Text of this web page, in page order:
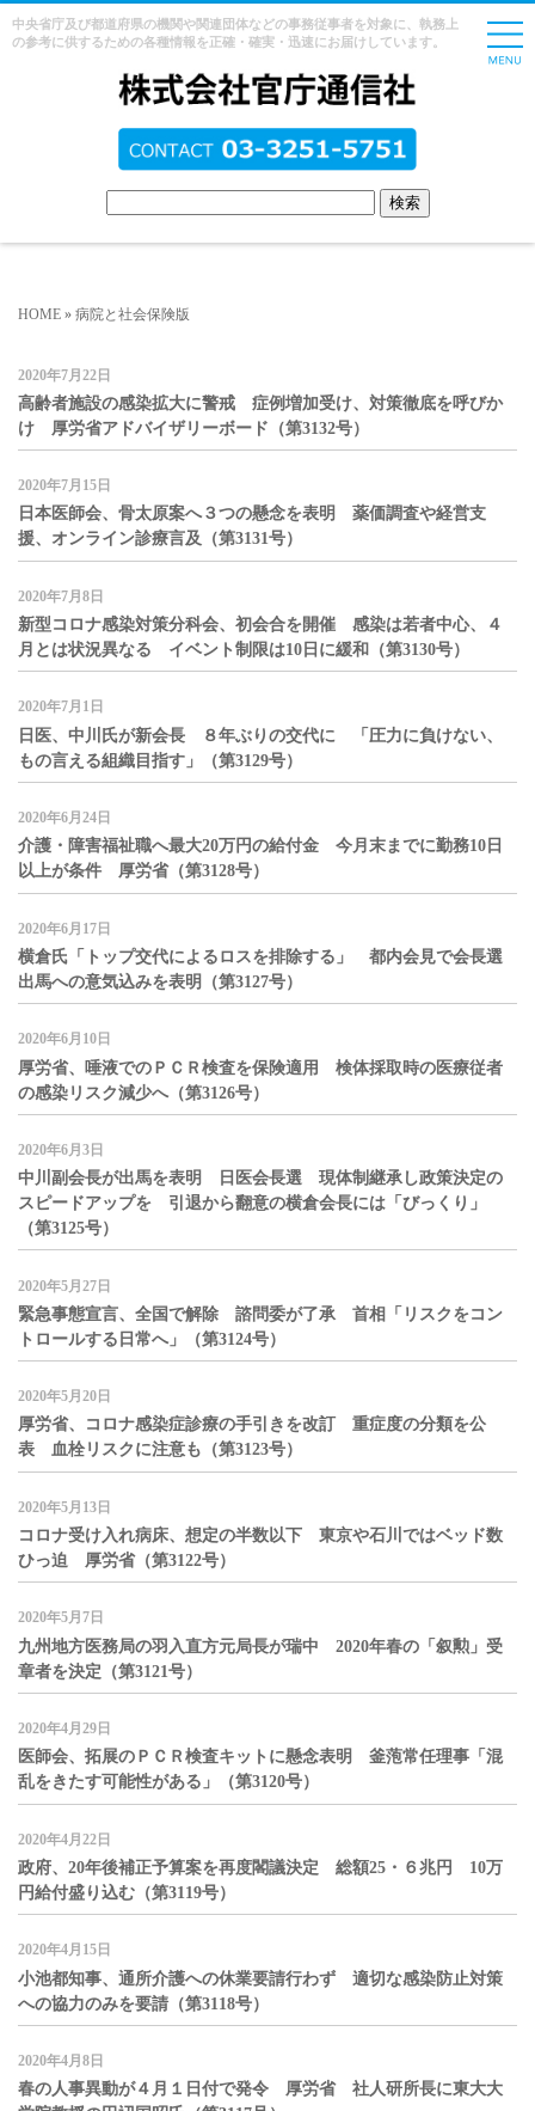
中央省庁及び都道府県の機関や関連団体などの事務従事者を対象に、執務上
の参考に供するための各種情報を正確・確実・迅速にお届けしています。
HOME » 病院と社会保険版
2020年7月22日
高齢者施設の感染拡大に警戒 症例増加受け、対策徹底を呼びか
け 厚労省アドバイザリーボード（第3132号）
2020年7月15日
日本医師会、骨太原案へ３つの懸念を表明 薬価調査や経営支
援、オンライン診療言及（第3131号）
2020年7月8日
新型コロナ感染対策分科会、初会合を開催 感染は若者中心、４
月とは状況異なる イベント制限は10日に緩和（第3130号）
2020年7月1日
日医、中川氏が新会長 ８年ぶりの交代に 「圧力に負けない、
もの言える組織目指す」（第3129号）
2020年6月24日
介護・障害福祉職へ最大20万円の給付金 今月末までに勤務10日
以上が条件 厚労省（第3128号）
2020年6月17日
横倉氏「トップ交代によるロスを排除する」 都内会見で会長選
出馬への意気込みを表明（第3127号）
2020年6月10日
厚労省、唾液でのＰＣＲ検査を保険適用 検体採取時の医療従者
の感染リスク減少へ（第3126号）
2020年6月3日
中川副会長が出馬を表明 日医会長選 現体制継承し政策決定の
スピードアップを 引退から翻意の横倉会長には「びっくり」
（第3125号）
2020年5月27日
緊急事態宣言、全国で解除 諮問委が了承 首相「リスクをコン
トロールする日常へ」（第3124号）
2020年5月20日
厚労省、コロナ感染症診療の手引きを改訂 重症度の分類を公
表 血栓リスクに注意も（第3123号）
2020年5月13日
コロナ受け入れ病床、想定の半数以下 東京や石川ではベッド数
ひっ迫 厚労省（第3122号）
2020年5月7日
九州地方医務局の羽入直方元局長が瑞中 2020年春の「叙勲」受
章者を決定（第3121号）
2020年4月29日
医師会、拓展のＰＣＲ検査キットに懸念表明 釜萢常任理事「混
乱をきたす可能性がある」（第3120号）
2020年4月22日
政府、20年後補正予算案を再度閣議決定 総額25・６兆円 10万
円給付盛り込む（第3119号）
2020年4月15日
小池都知事、通所介護への休業要請行わず 適切な感染防止対策
への協力のみを要請（第3118号）
2020年4月8日
春の人事異動が４月１日付で発令 厚労省 社人研所長に東大大